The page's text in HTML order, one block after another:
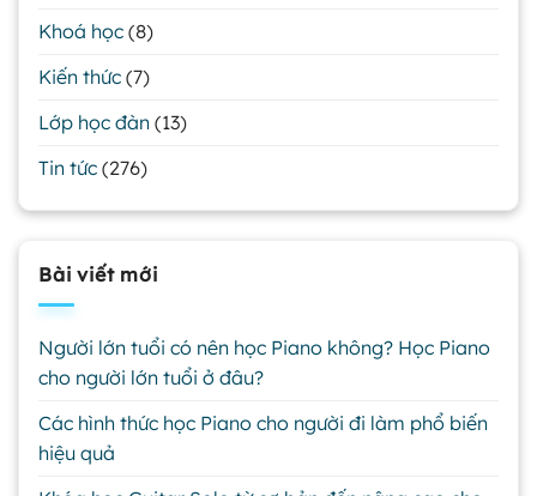
Khoá học (8)
Kiến thức (7)
Lớp học đàn (13)
Tin tức (276)
Bài viết mới
Người lớn tuổi có nên học Piano không? Học Piano
cho người lớn tuổi ở đâu?
Các hình thức học Piano cho người đi làm phổ biến
hiệu quả